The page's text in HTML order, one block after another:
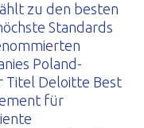
zu den besten
Standards
Poland-
Titel Deloitte Best
für